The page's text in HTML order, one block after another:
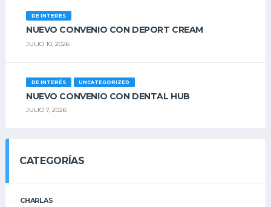
DE INTERÉS
NUEVO CONVENIO CON DEPORT CREAM
JULIO 10, 2026
DE INTERÉS UNCATEGORIZED
NUEVO CONVENIO CON DENTAL HUB
JULIO 7, 2026
CATEGORÍAS
CHARLAS